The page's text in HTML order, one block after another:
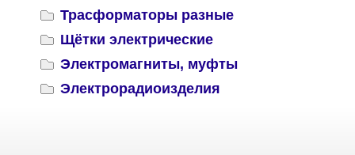
Трасформаторы разные
Щётки электрические
Электромагниты, муфты
Электрорадиоизделия